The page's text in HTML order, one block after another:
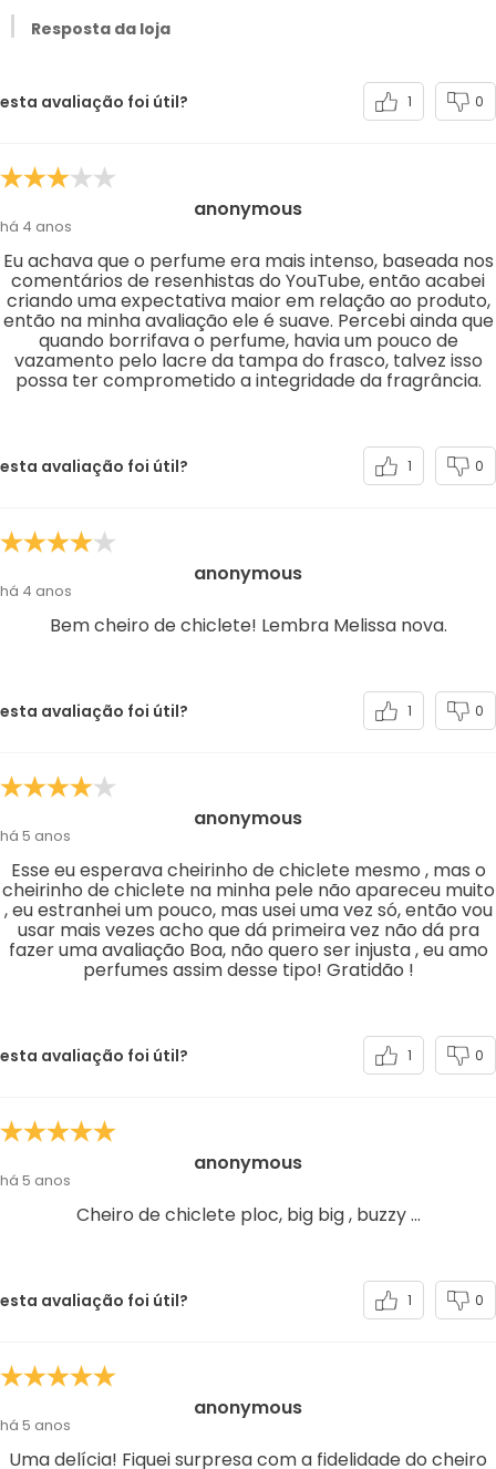
Resposta da loja
esta avaliação foi útil? 1 0
anonymous
há 4 anos
Eu achava que o perfume era mais intenso, baseada nos
comentários de resenhistas do YouTube, então acabei
criando uma expectativa maior em relação ao produto,
então na minha avaliação ele é suave. Percebi ainda que
quando borrifava o perfume, havia um pouco de
vazamento pelo lacre da tampa do frasco, talvez isso
possa ter comprometido a integridade da fragrância.
esta avaliação foi útil? 1 0
anonymous
há 4 anos
Bem cheiro de chiclete! Lembra Melissa nova.
esta avaliação foi útil? 1 0
anonymous
há 5 anos
Esse eu esperava cheirinho de chiclete mesmo , mas o
cheirinho de chiclete na minha pele não apareceu muito
, eu estranhei um pouco, mas usei uma vez só, então vou
usar mais vezes acho que dá primeira vez não dá pra
fazer uma avaliação Boa, não quero ser injusta , eu amo
perfumes assim desse tipo! Gratidão !
esta avaliação foi útil? 1 0
anonymous
há 5 anos
Cheiro de chiclete ploc, big big , buzzy ...
esta avaliação foi útil? 1 0
anonymous
há 5 anos
Uma delícia! Fiquei surpresa com a fidelidade do cheiro